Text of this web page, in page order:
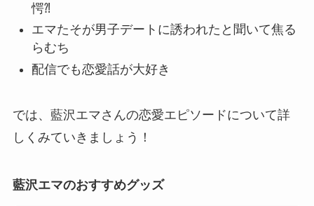
愕⁈
エマたそが男子デートに誘われたと聞いて焦る
らむち
配信でも恋愛話が大好き
では、藍沢エマさんの恋愛エピソードについて詳
しくみていきましょう！
藍沢エマのおすすめグッズ